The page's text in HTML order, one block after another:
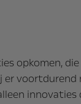
opkomen,
er voortdurend
innovaties